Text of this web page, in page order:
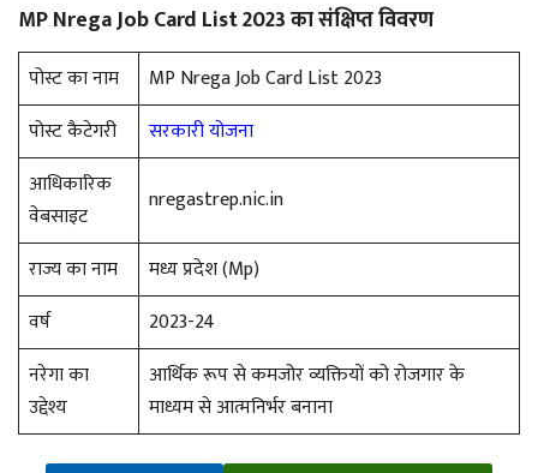
MP Nrega Job Card List 2023 का संक्षिप्त विवरण
पोस्ट का नाम
MP Nrega Job Card List 2023
पोस्ट कैटेगरी
सरकारी योजना
आधिकारिक
वेबसाइट
nregastrep.nic.in
राज्य का नाम
मध्य प्रदेश (Mp)
वर्ष
2023-24
नरेगा का
उद्देश्य
आर्थिक रूप से कमजोर व्यक्तियों को रोजगार के
माध्यम से आत्मनिर्भर बनाना